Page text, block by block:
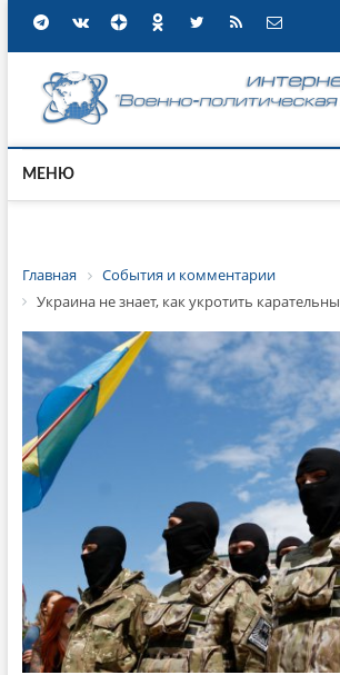
МЕНЮ
Главная
События и комментарии
Украина не знает, как укротить